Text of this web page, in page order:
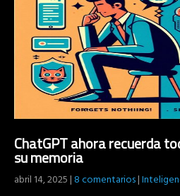
ChatGPT ahora recuerda
su memoria
abril 14, 2025|8 comentarios|